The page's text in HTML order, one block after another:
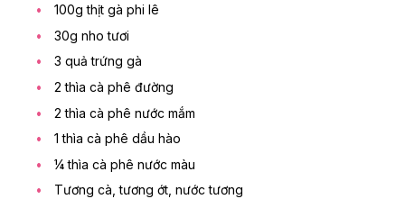
100g thịt gà phi lê
30g nho tươi
3 quả trứng gà
2 thìa cà phê đường
2 thìa cà phê nước mắm
1 thìa cà phê dầu hào
¼ thìa cà phê nước màu
Tương cà, tương ớt, nước tương